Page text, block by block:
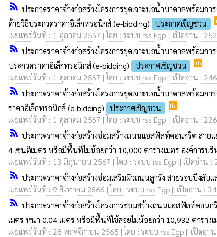
rss_feed ประกวดราคาจ้างก่อสร้างโครงการขุดเจาะบ่อน้ำบาดาลพร้อ
ด้วยวิธีประกวดราคาอิเล็กทรอนิกส์ (e-bidding)
ประกาศเชิญชวน
เผยแพร่วันที่ : 1 ตุลาคม 2567 | โดย : ระบบ rss Egp || เปิดอ่าน : 252
rss_feed ประกวดราคาจ้างก่อสร้างโครงการขุดเจาะบ่อน้ำบาดาลพร้อม
ประกวดราคาอิเล็กทรอนิกส์ (e-bidding)
ประกาศเชิญชวน poll
เผยแพร่วันที่ : 1 ตุลาคม 2567 | โดย : ระบบ rss Egp || เปิดอ่าน : 246
rss_feed ประกวดราคาจ้างก่อสร้างโครงการขุดเจาะบ่อน้ำบาดาลพร้อ
ราคาอิเล็กทรอนิกส์ (e-bidding)
ประกาศเชิญชวน poll
เผยแพร่วันที่ : 1 ตุลาคม 2567 | โดย : ระบบ rss Egp || เปิดอ่าน : 226
rss_feed ประกวดราคาจ้างก่อสร้างซ่อมสร้างถนนแอสฟัลท์คอนกรีต สา
4 เซนติเมตร หรือมีพื้นที่ไม่น้อยกว่า 10,000 ตารางเมตร องค์การ
เผยแพร่วันที่ : 13 มิถุนายน 2567 | โดย : ระบบ rss Egp || เปิดอ่าน :
rss_feed ประกวดราคาจ้างก่อสร้างซ่อมเสริมผิวถนนลูกรัง สายรอบบึงลั
เผยแพร่วันที่ : 9 สิงหาคม 2566 | โดย : ระบบ rss Egp || เปิดอ่าน :
rss_feed ประกวดราคาจ้างก่อสร้างโครงการซ่อมสร้างถนนแอสฟัลท์คอ
เมตร หนา 0.04 เมตร หรือมีพื้นที่ใช้สอยไม่น้อยกว่า 10,932 ตารา
เผยแพร่วันที่ : 28 พฤศจิกายน 2565 | โดย : ระบบ rss Egp || เปิดอ่า